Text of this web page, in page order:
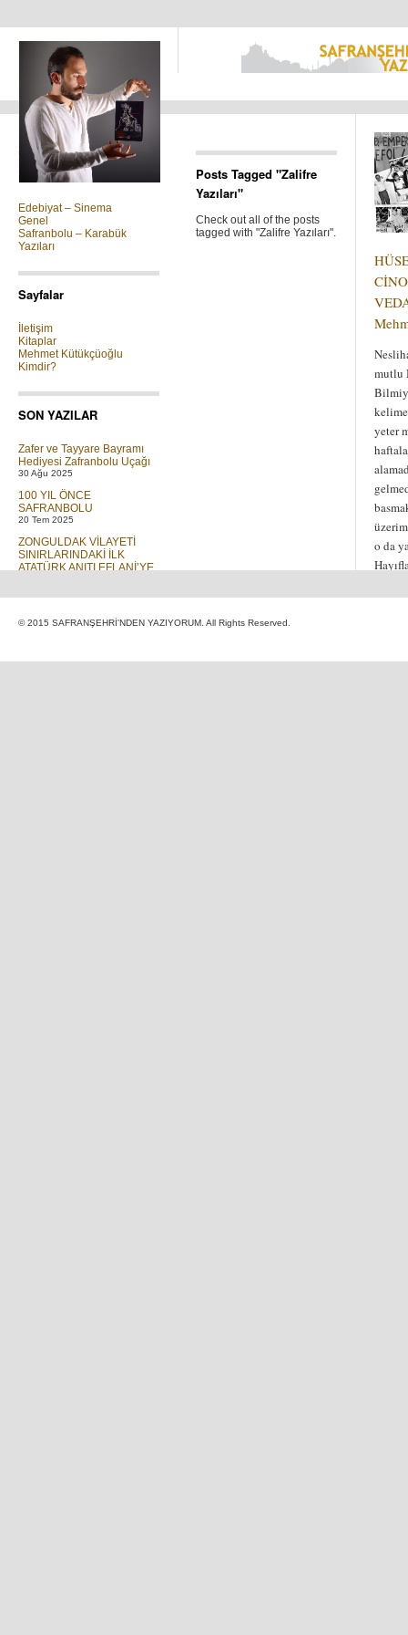
Kategoriler
Edebiyat – Sinema
Genel
Safranbolu – Karabük
Yazıları
Sayfalar
İletişim
Kitaplar
Mehmet Kütükçüoğlu
Kimdir?
SON YAZILAR
Zafer ve Tayyare Bayramı
Hediyesi Zafranbolu Uçağı
30 Ağu 2025
100 YIL ÖNCE
SAFRANBOLU
20 Tem 2025
ZONGULDAK VİLAYETİ
SINIRLARINDAKİ İLK
ATATÜRK ANITI EFLANİ’YE
30 Mar 2019
Posts Tagged "Zalifre
Yazıları"
Check out all of the posts
tagged with "Zalifre Yazıları".
mutlu
yeter
o da
© 2015 SAFRANŞEHRİ'NDEN YAZIYORUM. All Rights Reserved.